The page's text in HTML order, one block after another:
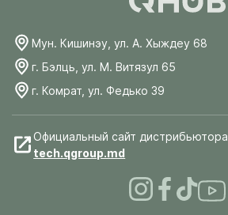
Мун. Кишинэу, ул. А. Хыждеу 68
г. Бэлць, ул. М. Витязул 65
г. Комрат, ул. Федько 39
Официальный сайт дистрибьютора
tech.qgroup.md